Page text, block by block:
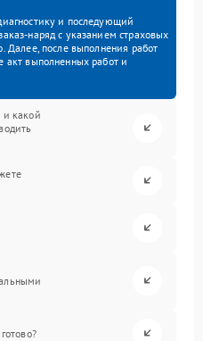
и последующий
наряд с указанием страховых
Далее, после выполнения работ
акт выполненных работ и
и какой